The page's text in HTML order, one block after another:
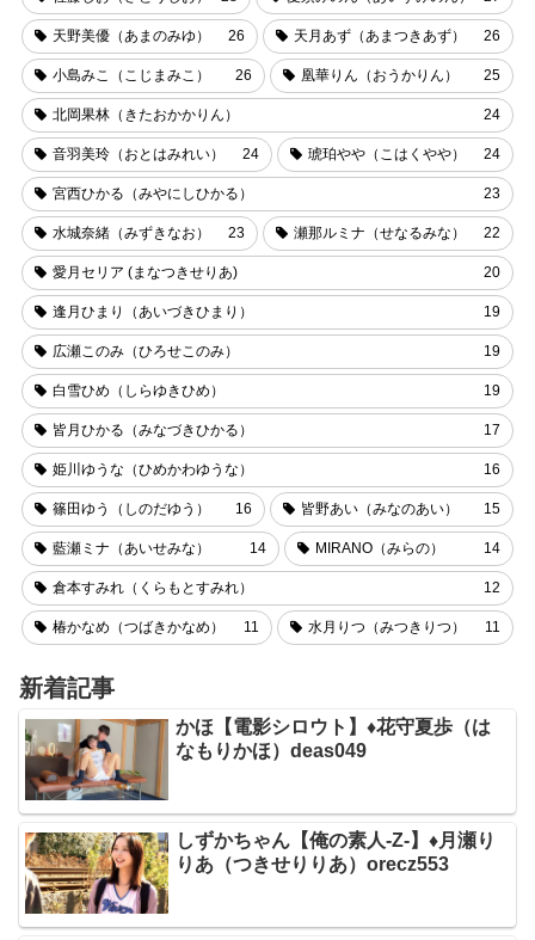
天野美優（あまのみゆ） 26 天月あず（あまつきあず） 26
小島みこ（こじまみこ） 26 凰華りん（おうかりん） 25
北岡果林（きたおかかりん） 24
音羽美玲（おとはみれい） 24 琥珀やや（こはくやや） 24
宮西ひかる（みやにしひかる） 23
水城奈緒（みずきなお） 23 瀬那ルミナ（せなるみな） 22
愛月セリア (まなつきせりあ) 20
逢月ひまり（あいづきひまり） 19
広瀬このみ（ひろせこのみ） 19
白雪ひめ（しらゆきひめ） 19
皆月ひかる（みなづきひかる） 17
姫川ゆうな（ひめかわゆうな） 16
篠田ゆう（しのだゆう） 16 皆野あい（みなのあい） 15
藍瀬ミナ（あいせみな） 14 MIRANO（みらの） 14
倉本すみれ（くらもとすみれ） 12
椿かなめ（つばきかなめ） 11 水月りつ（みつきりつ） 11
新着記事
かほ【電影シロウト】♦花守夏歩（は
なもりかほ）deas049
しずかちゃん【俺の素人-Z-】♦月瀬り
りあ（つきせりりあ）orecz553